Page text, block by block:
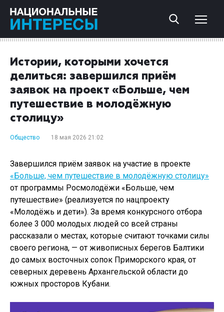
Истории, которыми хочется
делиться: завершился приём
заявок на проект «Больше, чем
путешествие в молодёжную
столицу»
Общество 18 мая 2026 21:02
Завершился приём заявок на участие в проекте
«Больше, чем путешествие в молодёжную столицу»
от программы Росмолодёжи «Больше, чем
путешествие» (реализуется по нацпроекту
«Молодёжь и дети»). За время конкурсного отбора
более 3 000 молодых людей со всей страны
рассказали о местах, которые считают точками силы
своего региона, — от живописных берегов Балтики
до самых восточных сопок Приморского края, от
северных деревень Архангельской области до
южных просторов Кубани.